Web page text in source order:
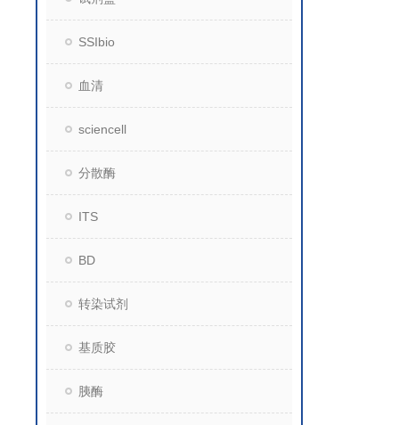
SSIbio
血清
sciencell
分散酶
ITS
BD
转染试剂
基质胶
胰酶